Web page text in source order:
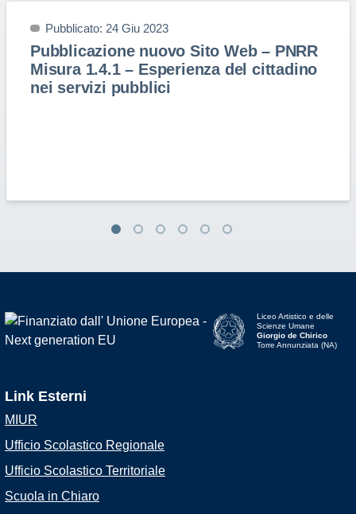
Pubblicato: 24 Giu 2023
Pubblicazione nuovo Sito Web – PNRR
Misura 1.4.1 – Esperienza del cittadino
nei servizi pubblici
Liceo Artistico e delle
Scienze Umane
Giorgio de Chirico
Torre Annunziata (NA)
Link Esterni
MIUR
Ufficio Scolastico Regionale
Ufficio Scolastico Territoriale
Scuola in Chiaro